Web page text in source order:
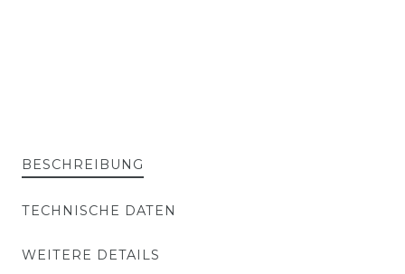
BESCHREIBUNG
TECHNISCHE DATEN
WEITERE DETAILS